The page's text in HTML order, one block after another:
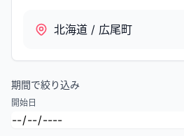
北海道 / 広尾町
期間で絞り込み
開始日